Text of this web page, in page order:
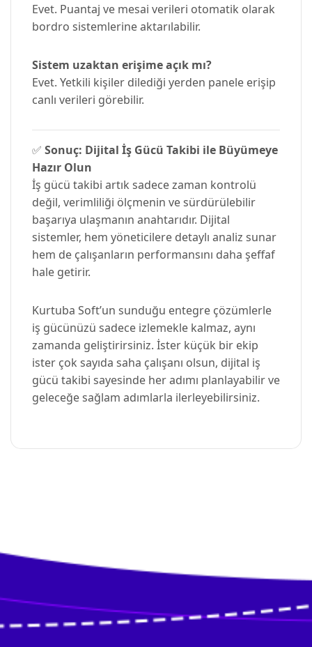
Evet. Puantaj ve mesai verileri otomatik olarak
bordro sistemlerine aktarılabilir.
Sistem uzaktan erişime açık mı?
Evet. Yetkili kişiler dilediği yerden panele erişip
canlı verileri görebilir.
✅ Sonuç: Dijital İş Gücü Takibi ile Büyümeye
Hazır Olun
İş gücü takibi artık sadece zaman kontrolü
değil, verimliliği ölçmenin ve sürdürülebilir
başarıya ulaşmanın anahtarıdır. Dijital
sistemler, hem yöneticilere detaylı analiz sunar
hem de çalışanların performansını daha şeffaf
hale getirir.
Kurtuba Soft’un sunduğu entegre çözümlerle
iş gücünüzü sadece izlemekle kalmaz, aynı
zamanda geliştirirsiniz. İster küçük bir ekip
ister çok sayıda saha çalışanı olsun, dijital iş
gücü takibi sayesinde her adımı planlayabilir ve
geleceğe sağlam adımlarla ilerleyebilirsiniz.